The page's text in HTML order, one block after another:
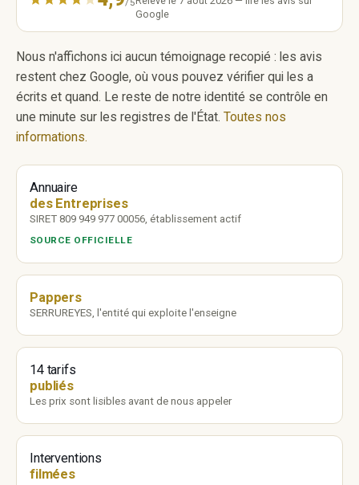
/5
Google
Nous n'affichons ici aucun témoignage recopié : les avis
restent chez Google, où vous pouvez vérifier qui les a
écrits et quand. Le reste de notre identité se contrôle en
une minute sur les registres de l'État. Toutes nos
informations.
Annuaire
des Entreprises
SIRET 809 949 977 00056, établissement actif
SOURCE OFFICIELLE
Pappers
SERRUREYES, l'entité qui exploite l'enseigne
14 tarifs
publiés
Les prix sont lisibles avant de nous appeler
Interventions
filmées